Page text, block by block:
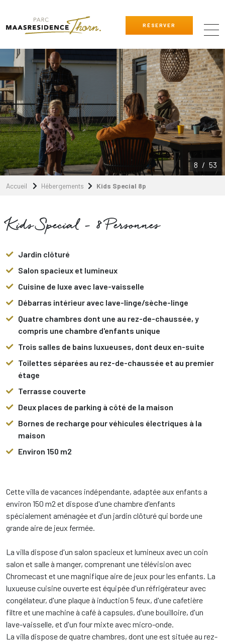
RÉSERVER
8 / 53
Accueil Hébergements Kids Special 8p
Kids Special - 8 Personnes
Jardin clôturé
Salon spacieux et lumineux
Cuisine de luxe avec lave-vaisselle
Débarras intérieur avec lave-linge/sèche-linge
Quatre chambres dont une au rez-de-chaussée, y
compris une chambre d'enfants unique
Trois salles de bains luxueuses, dont deux en-suite
Toilettes séparées au rez-de-chaussée et au premier
étage
Terrasse couverte
Deux places de parking à côté de la maison
Bornes de recharge pour véhicules électriques à la
maison
Environ 150 m2
Cette villa de vacances indépendante, adaptée aux enfants a
environ 150 m2 et dispose d'une chambre d'enfants
spécialement aménagée et d'un jardin clôturé qui borde une
grande aire de jeux fermée.
La villa dispose d'un salon spacieux et lumineux avec un coin
salon et salle à manger, comprenant une télévision avec
Chromecast et une magnifique aire de jeux pour les enfants. La
luxueuse cuisine ouverte est équipée d'un réfrigérateur avec
congélateur, d'une plaque à induction 5 feux, d'une cafetière
filtre et une machine à café à capsules, d'une bouilloire, d'un
lave-vaisselle, et d'un four mixte avec micro-onde.
La villa dispose de quatre chambres, dont une est située au rez-